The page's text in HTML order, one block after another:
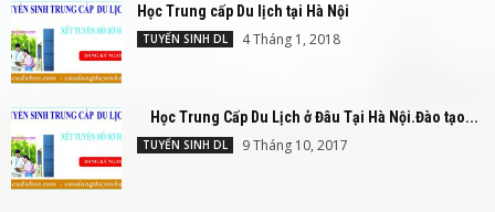
Học Trung cấp Du lịch tại Hà Nội
TUYỂN SINH DL 4 Tháng 1, 2018
Học Trung Cấp Du Lịch ở Đâu Tại Hà Nội.Đào tạo...
TUYỂN SINH DL 9 Tháng 10, 2017